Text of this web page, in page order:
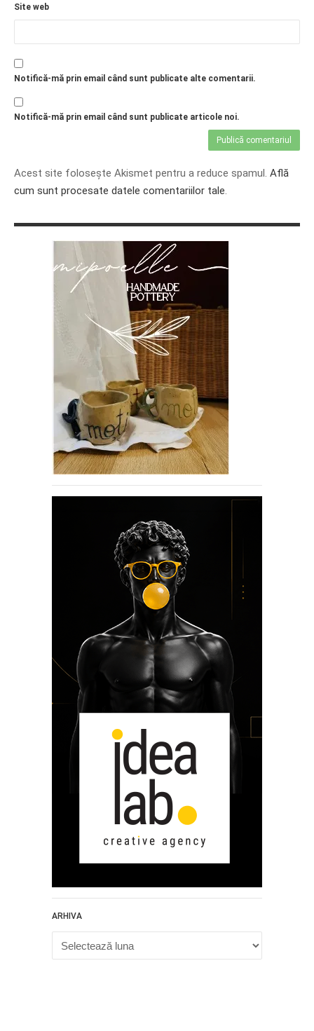
Site web
Notifică-mă prin email când sunt publicate alte comentarii.
Notifică-mă prin email când sunt publicate articole noi.
Acest site folosește Akismet pentru a reduce spamul. Află
cum sunt procesate datele comentariilor tale.
ARHIVA
Arhiva